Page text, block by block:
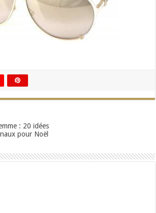
: 20 idées
pour Noël